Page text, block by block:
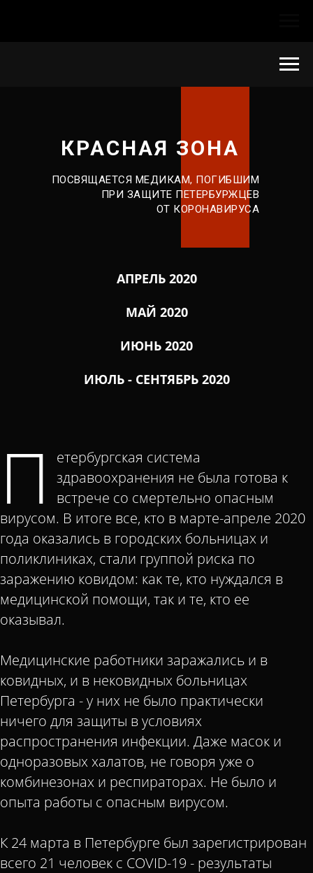
КРАСНАЯ ЗОНА
ПОСВЯЩАЕТСЯ МЕДИКАМ, ПОГИБШИМ
ПРИ ЗАЩИТЕ ПЕТЕРБУРЖЦЕВ
ОТ КОРОНАВИРУСА
АПРЕЛЬ 2020
МАЙ 2020
ИЮНЬ 2020
ИЮЛЬ - СЕНТЯБРЬ 2020
П
етербургская система
здравоохранения не была готова к
встрече со смертельно опасным
вирусом. В итоге все, кто в марте-апреле 2020
года оказались в городских больницах и
поликлиниках, стали группой риска по
заражению ковидом: как те, кто нуждался в
медицинской помощи, так и те, кто ее
оказывал.
Медицинские работники заражались и в
ковидных, и в нековидных больницах
Петербурга - у них не было практически
ничего для защиты в условиях
распространения инфекции. Даже масок и
одноразовых халатов, не говоря уже о
комбинезонах и респираторах. Не было и
опыта работы с опасным вирусом.
К 24 марта в Петербурге был зарегистрирован
всего 21 человек с COVID-19 - результаты